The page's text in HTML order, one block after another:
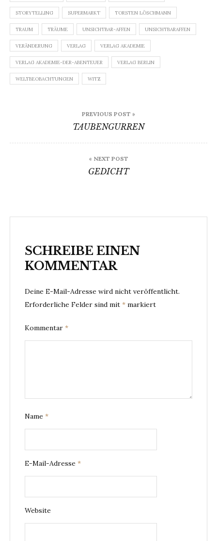
STORYTELLING SUPERMARKT TORSTEN LÖSCHMANN
TRAUM TRÄUME UNSICHTBAR-AFFEN UNSICHTBARAFFEN
VERÄNDERUNG VERLAG VERLAG AKADEMIE
VERLAG AKADEMIE-DER-ABENTEUER VERLAG BERLIN
WELTBEOBACHTUNGEN WITZ
PREVIOUS POST »
TAUBENGURREN
« NEXT POST
GEDICHT
SCHREIBE EINEN
KOMMENTAR
Deine E-Mail-Adresse wird nicht veröffentlicht.
Erforderliche Felder sind mit * markiert
Kommentar *
Name *
E-Mail-Adresse *
Website